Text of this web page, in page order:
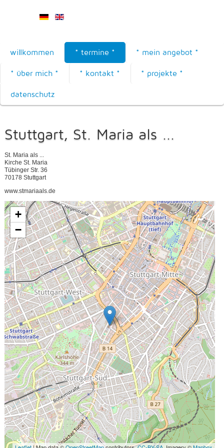
willkommen * termine * * mein angebot *
* über mich * * kontakt * * projekte *
datenschutz
Stuttgart, St. Maria als ...
St. Maria als ...
Kirche St. Maria
Tübinger Str. 36
70178 Stuttgart
www.stmariaals.de
+
−